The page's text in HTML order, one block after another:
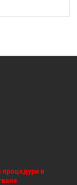
процедури и